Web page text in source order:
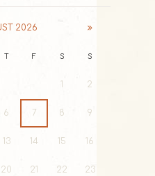
2026
F S S
2
6 7 8 9
13 14 15 16
20 21 22 23